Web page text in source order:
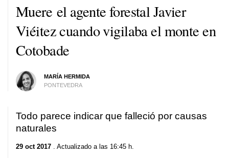
Muere el agente forestal Javier
Viéitez cuando vigilaba el monte en
Cotobade
MARÍA HERMIDA
PONTEVEDRA
Todo parece indicar que falleció por causas
naturales
29 oct 2017 . Actualizado a las 16:45 h.